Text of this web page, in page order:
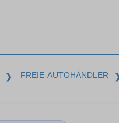
❯ FREIE-AUTOHÄNDLER